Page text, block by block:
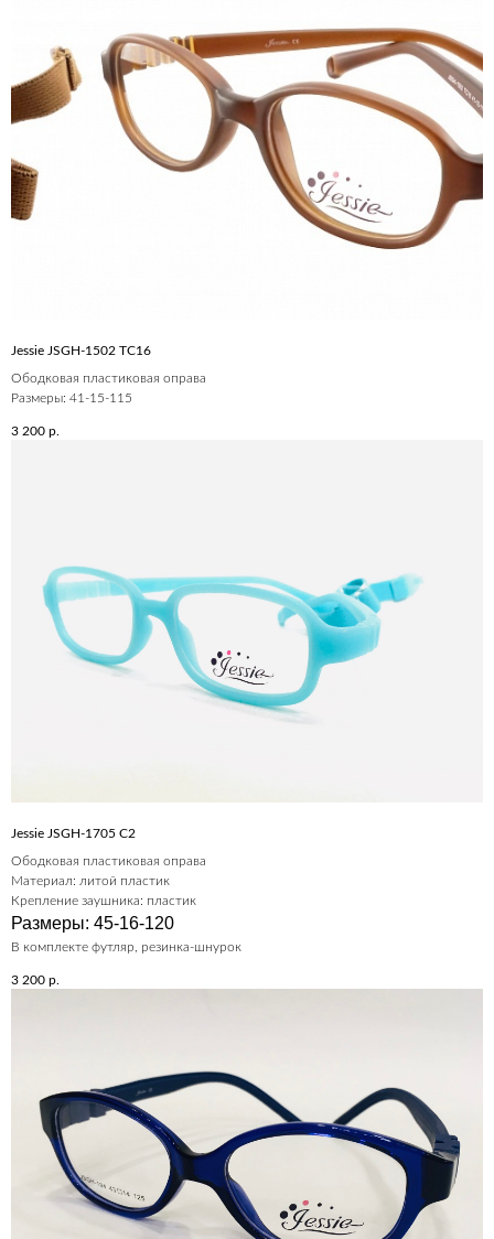
Jessie JSGH-1502 ТС16
Ободковая пластиковая оправа
Размеры: 41-15-115
3 200 р.
Jessie JSGH-1705 C2
Ободковая пластиковая оправа
Материал: литой пластик
Крепление заушника: пластик
Размеры: 45-16-120
В комплекте футляр, резинка-шнурок
3 200 р.